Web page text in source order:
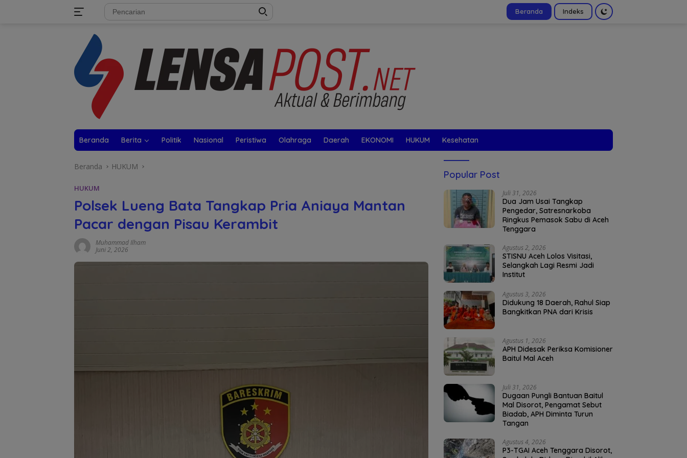
Beranda Indeks
Beranda Berita Politik Nasional Peristiwa Olahraga Daerah EKONOMI HUKUM Kesehatan
Beranda HUKUM
HUKUM
Polsek Lueng Bata Tangkap Pria Aniaya Mantan
Pacar dengan Pisau Kerambit
Muhammad Ilham
Juni 2, 2026
Popular Post
Juli 31, 2026
Dua Jam Usai Tangkap
Pengedar, Satresnarkoba
Ringkus Pemasok Sabu di Aceh
Tenggara
Agustus 2, 2026
STISNU Aceh Lolos Visitasi,
Selangkah Lagi Resmi Jadi
Institut
Agustus 3, 2026
Didukung 18 Daerah, Rahul Siap
Bangkitkan PNA dari Krisis
Agustus 1, 2026
APH Didesak Periksa Komisioner
Baitul Mal Aceh
Juli 31, 2026
Dugaan Pungli Bantuan Baitul
Mal Disorot, Pengamat Sebut
Biadab, APH Diminta Turun
Tangan
Agustus 4, 2026
P3-TGAI Aceh Tenggara Disorot,